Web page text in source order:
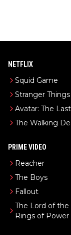
NETFLIX
Squid Game
Stranger Things
Avatar: The
The Walking
PRIME VIDEO
Reacher
The Boys
Fallout
The Lord of the
Rings of Power